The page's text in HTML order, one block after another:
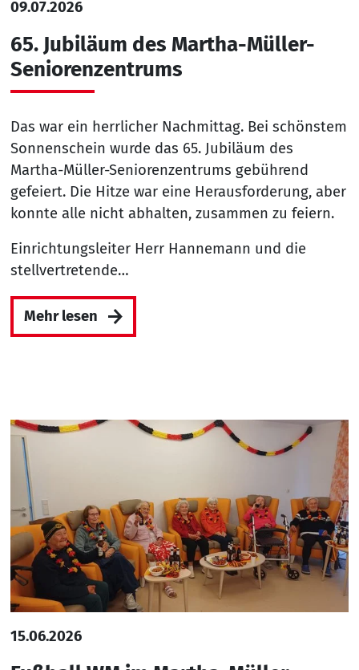
09.07.2026
65. Jubiläum des Martha-Müller-
Seniorenzentrums
Das war ein herrlicher Nachmittag. Bei schönstem
Sonnenschein wurde das 65. Jubiläum des
Martha-Müller-Seniorenzentrums gebührend
gefeiert. Die Hitze war eine Herausforderung, aber
konnte alle nicht abhalten, zusammen zu feiern.
Einrichtungsleiter Herr Hannemann und die
stellvertretende…
Mehr lesen
15.06.2026